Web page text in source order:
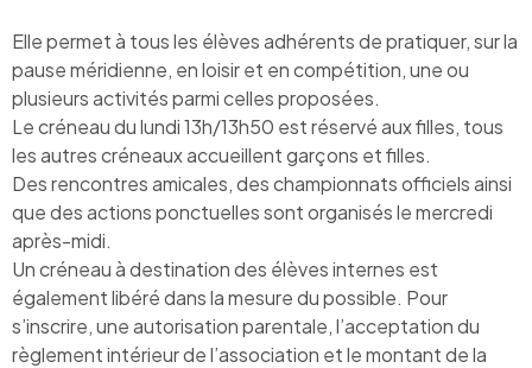
Elle permet à tous les élèves adhérents de pratiquer, sur la
pause méridienne, en loisir et en compétition, une ou
plusieurs activités parmi celles proposées.
Le créneau du lundi 13h/13h50 est réservé aux filles, tous
les autres créneaux accueillent garçons et filles.
Des rencontres amicales, des championnats officiels ainsi
que des actions ponctuelles sont organisés le mercredi
après-midi.
Un créneau à destination des élèves internes est
également libéré dans la mesure du possible. Pour
s’inscrire, une autorisation parentale, l’acceptation du
règlement intérieur de l’association et le montant de la